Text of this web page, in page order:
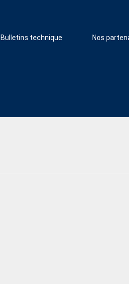
Bulletins technique Nos